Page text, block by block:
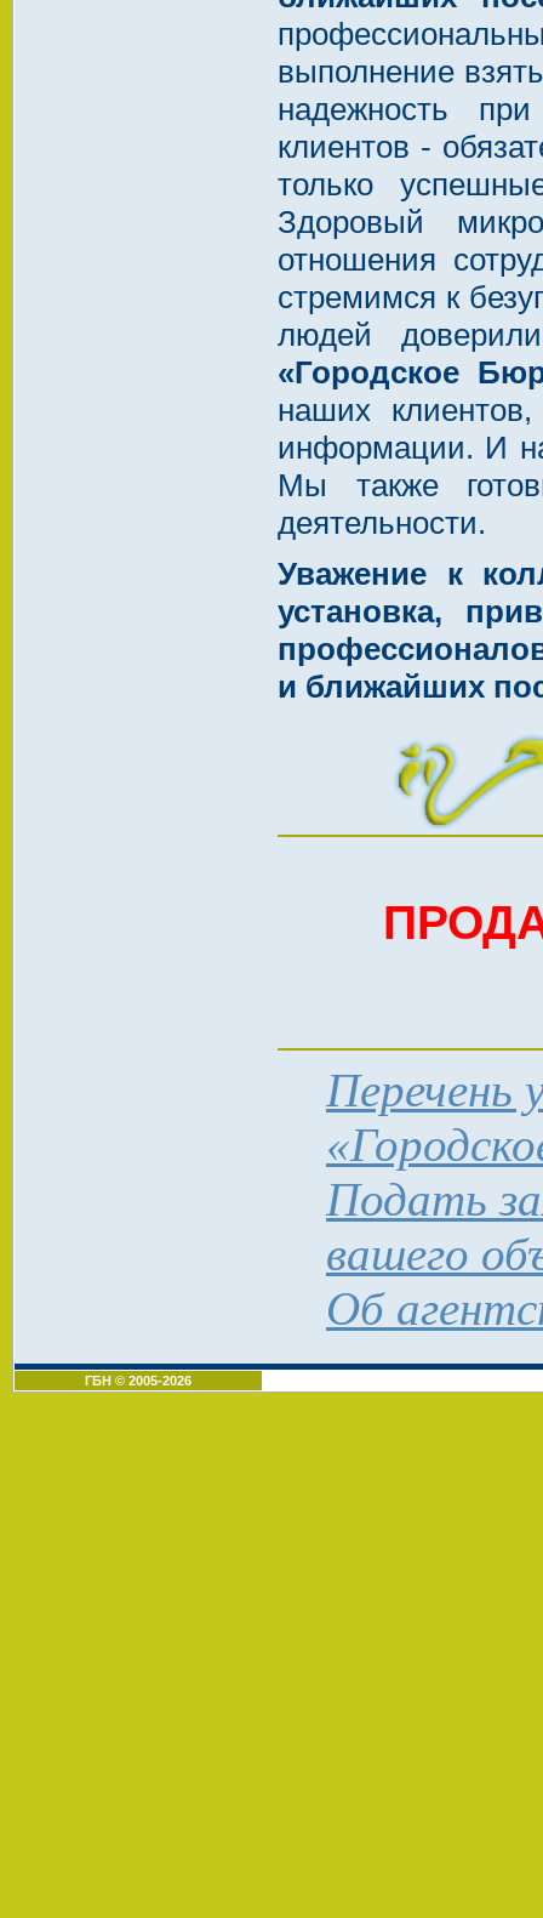
выполнение
надежность
клиентов -
только
Здоровый
отношения
стремимся к
людей
«Городское
наших клиентов,
информации. И
Мы также
деятельности.
Уважение к
установка,
и ближайших
Перечень
Подать
вашего
Об
ГБН © 2005-2026